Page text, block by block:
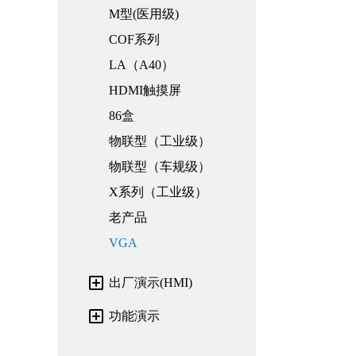
M型(医用级)
COF系列
LA（A40）
HDMI触摸屏
86盒
物联型（工业级）
物联型（车规级）
X系列（工业级）
老产品
VGA
出厂演示(HMI)
功能演示